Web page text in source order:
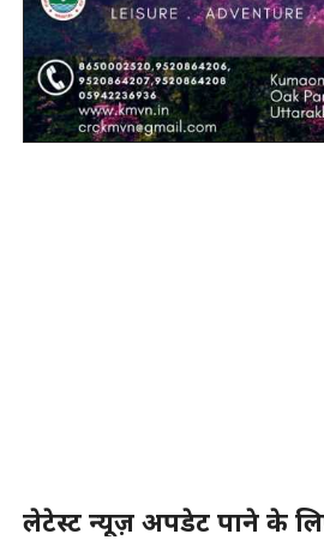
लेटेस्ट न्यूज़ अपडेट पाने के